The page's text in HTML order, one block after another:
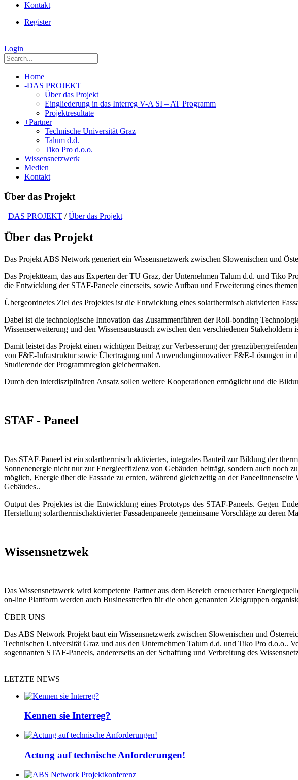
Kontakt
Register
|
Login
Home
-DAS PROJEKT
Über das Projekt
Eingliederung in das Interreg V-A SI – AT Programm
Projektresultate
+Partner
Technische Universität Graz
Talum d.d.
Tiko Pro d.o.o.
Wissensnetzwerk
Medien
Kontakt
Über das Projekt
DAS PROJEKT /Über das Projekt
Über das Projekt
Das Projekt ABS Network generiert ein Wissensnetzwerk zwischen Slowenischen und
Das Projektteam, das aus Experten der TU Graz, der Unternehmen Talum d.d. und Tiko
die Entwicklung der STAF-Paneele einerseits, sowie Aufbau und Erweiterung eines
Übergeordnetes Ziel des Projektes ist die Entwicklung eines solarthermisch aktivierten
Dabei ist die technologische Innovation das Zusammenführen der Roll-bonding
Wissenserweiterung und den Wissensaustausch zwischen den verschiedenen
Damit leistet das Projekt einen wichtigen Beitrag zur Verbesserung der
von F&E-Infrastruktur sowie Übertragung und Anwendunginnovativer F&E-Lösungen in
Studierende der Programmregion gleichermaßen.
Durch den interdisziplinären Ansatz sollen weitere Kooperationen ermöglicht und die
STAF - Paneel
Das STAF-Paneel ist ein solarthermisch aktiviertes, integrales Bauteil zur Bildung der
Sonnenenergie nicht nur zur Energieeffizienz von Gebäuden beiträgt, sondern auch noch
möglich, Energie über die Fassade zu ernten, während gleichzeitig an der
Gebäudes..
Output des Projektes ist die Entwicklung eines Prototyps des STAF-Paneels. Gegen
Herstellung solarthermischaktivierter Fassadenpaneele gemeinsame Vorschläge zu deren
Wissensnetzwek
Das Wissensnetzwerk wird kompetente Partner aus dem Bereich erneuerbarer
on-line Plattform werden auch Businesstreffen für die oben genannten Zielgruppen
ÜBER UNS
Das ABS Network Projekt baut ein Wissensnetzwerk zwischen Slowenischen und
Technischen Universität Graz und aus den Unternehmen Talum d.d. und Tiko Pro d.o.o..
sogennanten STAF-Paneels, andererseits an der Schaffung und Verbreitung des
LETZTE NEWS
Kennen sie Interreg?
Actung auf technische Anforderungen!